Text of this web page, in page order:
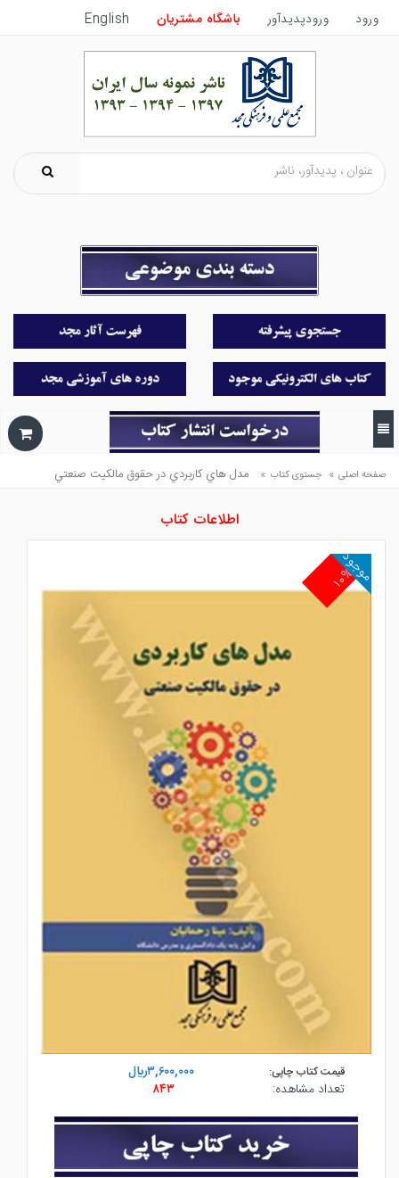
ورود ورودپدیدآور باشگاه مشتریان English
صفحه اصلی » جستوی کتاب » مدل هاي كاربردي در حقوق مالكيت صنعتي
اطلاعات کتاب
۱۰%
موجود
قیمت کتاب چاپی:
۳,۶۰۰,۰۰۰ريال
تعداد مشاهده:
۸۴۳